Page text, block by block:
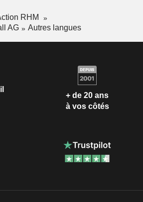
RHM
AG
Autres langues
+ de 20 ans
à vos côtés